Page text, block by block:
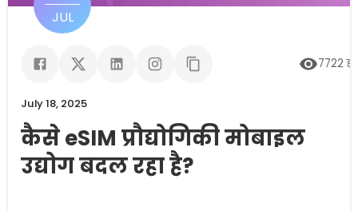
JUL
7722
July 18, 2025
कैसे eSIM प्रौद्योगिकी मोबाइल
उद्योग बदल रहा है?